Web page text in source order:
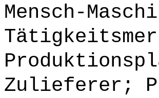
Mensch-
Zulieferer;